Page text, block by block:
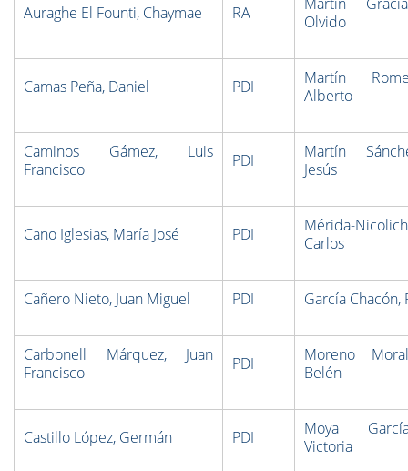
Auraghe El Founti, Chaymae RA
Olvido
Camas Peña, Daniel PDI
Martín
Alberto
Caminos Gámez, Luis
Francisco
PDI
Martín
Jesús
Cano Iglesias, María José PDI
Mérida-
Carlos
Cañero Nieto, Juan Miguel PDI García Chacón,
Carbonell Márquez, Juan
Francisco
PDI
Moreno
Belén
Castillo López, Germán PDI
Moya
Victoria